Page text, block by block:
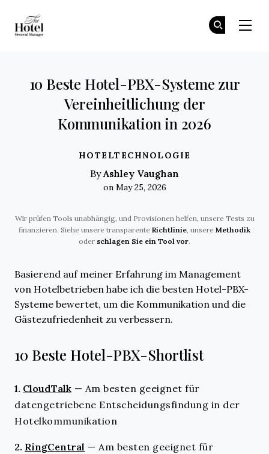
HOTELTECHNOLOGIE
10 Beste Hotel-PBX-Systeme zur
Vereinheitlichung der
Kommunikation in 2026
ByAshley Vaughan
on May 25, 2026
Wir prüfen Tools unabhängig, und Provisionen helfen, unsere Tests zu
finanzieren. Siehe unsere transparenteRichtlinie , unsereMethodik
oder schlagen Sie ein Tool vor.
Basierend auf meiner Erfahrung im Management
von Hotelbetrieben habe ich die besten Hotel-PBX-
Systeme bewertet, um die Kommunikation und die
Gästezufriedenheit zu verbessern.
10 Beste Hotel-PBX-Shortlist
1. CloudTalk — Am besten geeignet für
datengetriebene Entscheidungsfindung in der
Hotelkommunikation
2. RingCentral — Am besten geeignet für